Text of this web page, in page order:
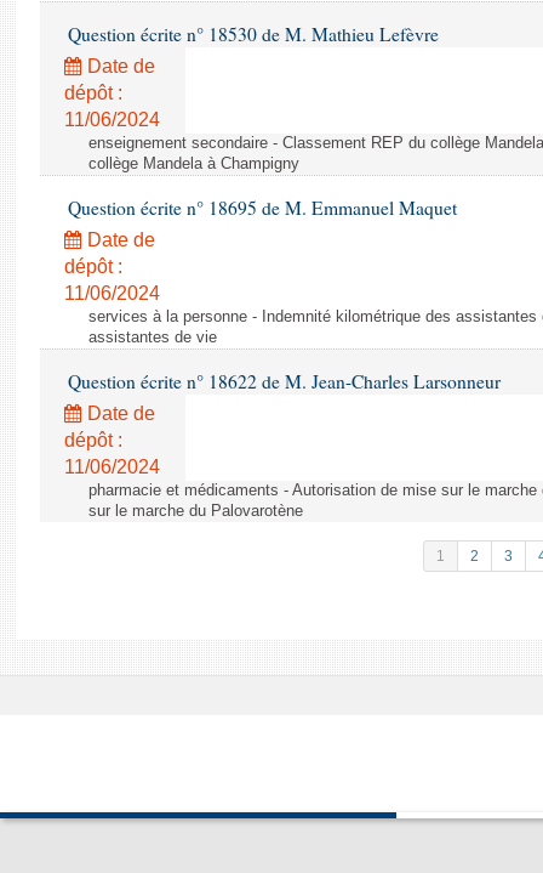
Question écrite n° 18530 de M. Mathieu Lefèvre
Date de
dépôt :
11/06/2024
enseignement secondaire - Classement REP du collège
collège Mandela à Champigny
Question écrite n° 18695 de M. Emmanuel Maquet
Date de
dépôt :
11/06/2024
services à la personne - Indemnité kilométrique des
assistantes de vie
Question écrite n° 18622 de M. Jean-Charles Larsonneur
Date de
dépôt :
11/06/2024
pharmacie et médicaments - Autorisation de mise sur le
sur le marche du Palovarotène
1 2 3